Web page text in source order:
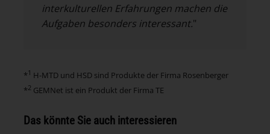
interkulturellen Erfahrungen machen die
Aufgaben besonders interessant."
*1 H-MTD und HSD sind Produkte der Firma Rosenberger
*2 GEMNet ist ein Produkt der Firma TE
Das könnte Sie auch interessieren